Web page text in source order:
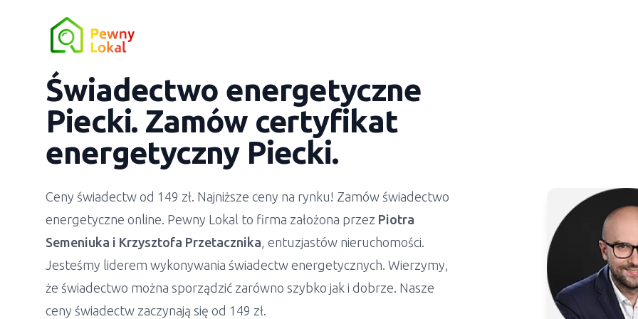
Świadectwo energetyczne
Piecki. Zamów certyfikat
energetyczny Piecki.
Ceny świadectw od 149 zł. Najniższe ceny na rynku! Zamów świadectwo
energetyczne online. Pewny Lokal to firma założona przez Piotra
Semeniuka i Krzysztofa Przetacznika, entuzjastów nieruchomości.
Jesteśmy liderem wykonywania świadectw energetycznych. Wierzymy,
że świadectwo można sporządzić zarówno szybko jak i dobrze. Nasze
ceny świadectw zaczynają się od 149 zł.